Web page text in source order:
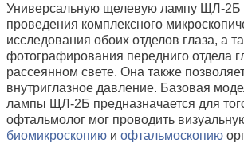
Универсальную щелевую лампу ЩЛ-2Б
проведения комплексного
исследования обоих отделов глаза, а
фотографирования передниго отдела
рассеянном свете. Она также
внутриглазное давление. Базовая
лампы ЩЛ-2Б предназначается для
офтальмолог мог проводить
биомикроскопию и офтальмоскопию